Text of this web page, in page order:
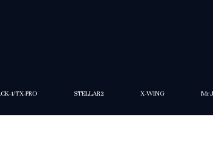
1/TX-PRO STELLAR2 X-WING